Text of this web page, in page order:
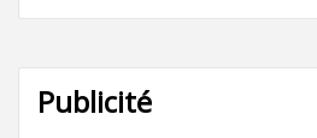
Publicité